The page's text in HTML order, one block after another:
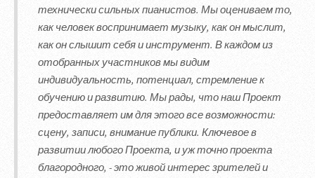
технически сильных пианистов. Мы оцениваем то,
как человек воспринимает музыку, как он мыслит,
как он слышит себя и инструмент. В каждом из
отобранных участников мы видим
индивидуальность, потенциал, стремление к
обучению и развитию. Мы рады, что наш Проект
предоставляет им для этого все возможности:
сцену, записи, внимание публики. Ключевое в
развитии любого Проекта, и уж точно проекта
благородного, - это живой интерес зрителей и